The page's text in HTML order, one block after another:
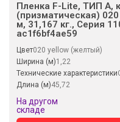
Пленка F-Lite, ТИП А,
(призматическая)
м, 31,167 кг., Серия
ac1f6bf4ae59
Цвет020 yellow (желтый)
Ширина (м)1,22
Технические характеристики
Длина (м)45,72
На другом
складе